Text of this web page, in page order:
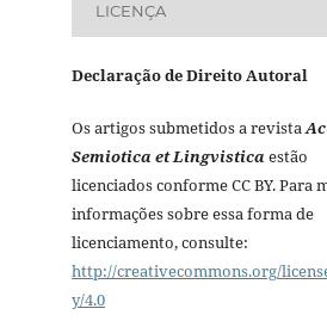
LICENÇA
Declaração de Direito Autoral
Os artigos submetidos a revista
Semiotica et Lingvistica estão
licenciados conforme CC BY. Para
informações sobre essa forma de
licenciamento, consulte:
http://creativecommons.org/
y/4.0